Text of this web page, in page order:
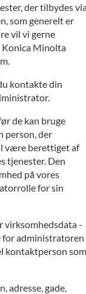
der tilbydes
som generelt er
vil vi gerne
Konica Minolta
kontakte din
de kan bruge
person, der
være berettiget af
tjenester. Den
på vores
for sin
virksomhedsdata -
for administratoren
kontaktperson som
adresse, gade,